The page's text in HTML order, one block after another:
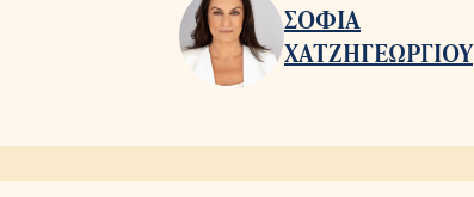
ΣΟΦΙΑ
ΧΑΤΖΗΓΕΩΡΓΙΟΥ